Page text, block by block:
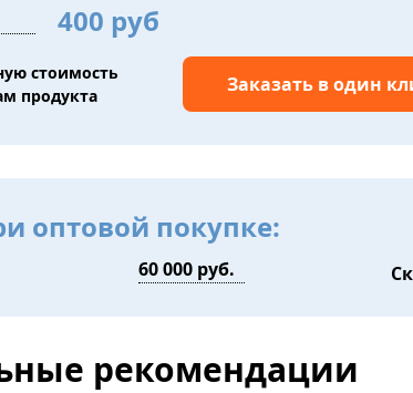
400 руб
стоимость
продукта
Заказать в один
оптовой покупке:
рекомендации